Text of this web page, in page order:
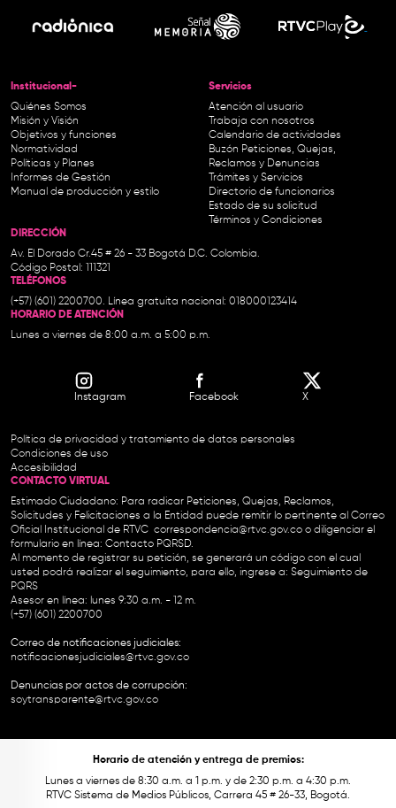
Institucional-
Quiénes Somos
Misión y Visión
Objetivos y funciones
Normatividad
Políticas y Planes
Informes de Gestión
Manual de producción y estilo
Servicios
Atención al usuario
Trabaja con nosotros
Calendario de actividades
Buzón Peticiones, Quejas,
Reclamos y Denuncias
Trámites y Servicios
Directorio de funcionarios
Estado de su solicitud
Términos y Condiciones
DIRECCIÓN
Av. El Dorado Cr.45 # 26 - 33 Bogotá D.C. Colombia.
Código Postal: 111321
TELÉFONOS
(+57) (601) 2200700. Línea gratuita nacional: 018000123414
HORARIO DE ATENCIÓN
Lunes a viernes de 8:00 a.m. a 5:00 p.m.
Instagram Facebook X
Política de privacidad y tratamiento de datos personales
Condiciones de uso
Accesibilidad
CONTACTO VIRTUAL
Estimado Ciudadano: Para radicar Peticiones, Quejas, Reclamos,
Solicitudes y Felicitaciones a la Entidad puede remitir lo pertinente al Correo
Oficial Institucional de RTVC correspondencia@rtvc.gov.co o diligenciar el
formulario en línea: Contacto PQRSD.
Al momento de registrar su petición, se generará un código con el cual
usted podrá realizar el seguimiento, para ello, ingrese a: Seguimiento de
PQRS
Asesor en línea: lunes 9:30 a.m. - 12 m.
(+57) (601) 2200700
Correo de notificaciones judiciales:
notificacionesjudiciales@rtvc.gov.co
Denuncias por actos de corrupción:
soytransparente@rtvc.gov.co
Horario de atención y entrega de premios:
Lunes a viernes de 8:30 a.m. a 1 p.m. y de 2:30 p.m. a 4:30 p.m.
RTVC Sistema de Medios Públicos, Carrera 45 # 26-33, Bogotá.